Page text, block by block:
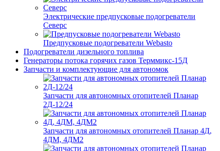
Электрические предпусковые подогреватели
Северс
Предпусковые подогреватели Webasto
Подогреватели дизельного топлива
Генераторы потока горячих газов Терммикс-15Д
Запчасти и комплектующие для автономок
Запчасти для автономных отопителей Планар
2Д-12/24
Запчасти для автономных отопителей Планар 4Д,
4ДМ, 4ДМ2